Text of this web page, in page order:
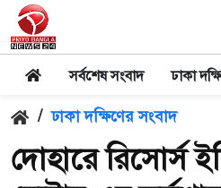
সর্বশেষ সংবাদ ঢাকা
/ ঢাকা দক্ষিণের সংবাদ
দোহারে রিসোর্স